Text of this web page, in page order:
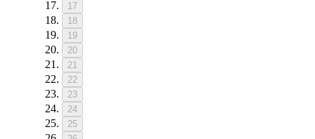
17
18
19
20
21
22
23
24
25